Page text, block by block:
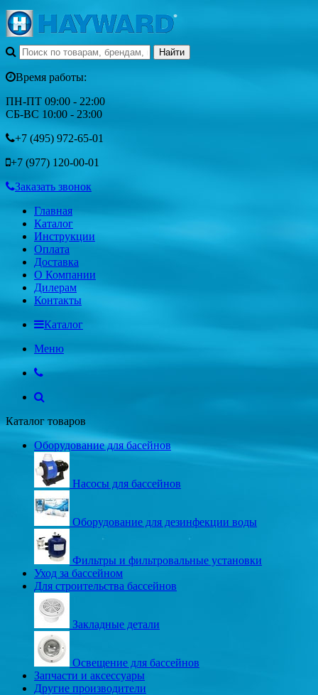
Время работы:
ПН-ПТ 09:00 - 22:00
СБ-ВС 10:00 - 23:00
+7 (495) 972-65-01
+7 (977) 120-00-01
Заказать звонок
Главная
Каталог
Инструкции
Оплата
Доставка
О Компании
Дилерам
Контакты
Каталог
Меню
Каталог товаров
Оборудование для басейнов
Насосы для бассейнов
Оборудование для дезинфекции воды
Фильтры и фильтровальные установки
Уход за бассейном
Для строительства бассейнов
Закладные детали
Освещение для бассейнов
Запчасти и аксессуары
Другие производители